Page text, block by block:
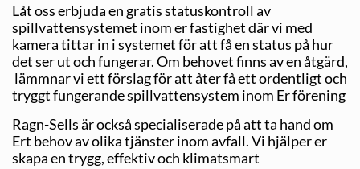
Låt oss erbjuda en gratis statuskontroll av
spillvattensystemet inom er fastighet där vi med
kamera tittar in i systemet för att få en status på hur
det ser ut och fungerar. Om behovet finns av en åtgärd,
lämmnar vi ett förslag för att åter få ett ordentligt och
tryggt fungerande spillvattensystem inom Er förening
Ragn-Sells är också specialiserade på att ta hand om
Ert behov av olika tjänster inom avfall. Vi hjälper er
skapa en trygg, effektiv och klimatsmart